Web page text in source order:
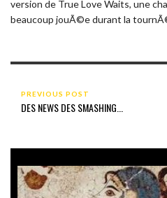
version de True Love Waits, une
beaucoup jouÃ©e durant la
PREVIOUS POST
DES NEWS DES SMASHING...